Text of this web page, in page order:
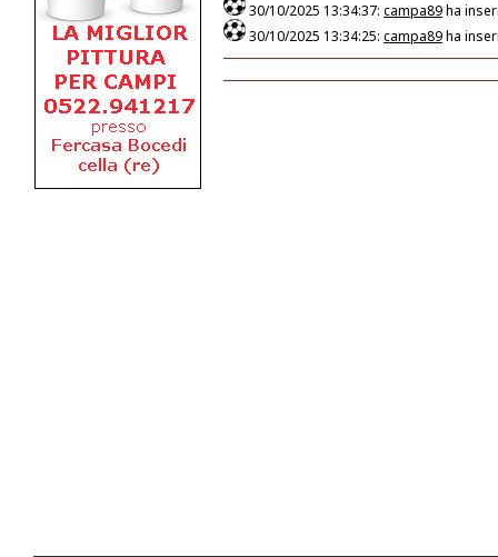
30/10/2025 13:34:37: campa89ha
30/10/2025 13:34:25: campa89ha